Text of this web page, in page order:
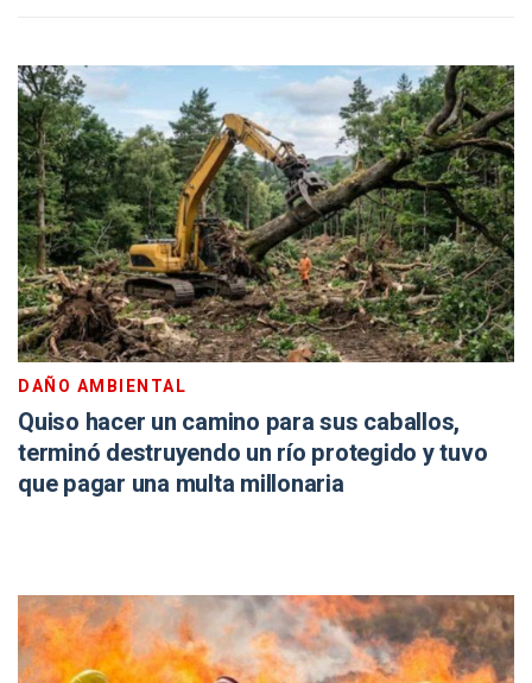
DAÑO AMBIENTAL
Quiso hacer un camino para sus caballos,
terminó destruyendo un río protegido y tuvo
que pagar una multa millonaria